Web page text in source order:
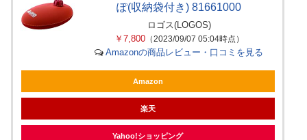
ぽ(収納袋付き) 81661000
ロゴス(LOGOS)
￥7,800（2023/09/07 05:04時点）
Amazonの商品レビュー・口コミを見る
Amazon
楽天
Yahoo!ショッピング